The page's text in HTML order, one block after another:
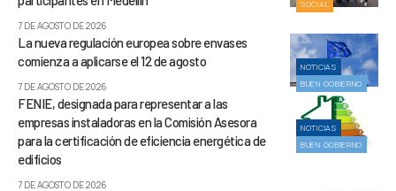
SOCIAL
7 DE AGOSTO DE 2026
NOTICIAS
BUEN GOBIERNO
La nueva regulación europea sobre envases
comienza a aplicarse el 12 de agosto
7 DE AGOSTO DE 2026
NOTICIAS
BUEN GOBIERNO
FENIE, designada para representar a las
empresas instaladoras en la Comisión Asesora
para la certificación de eficiencia energética de
edificios
7 DE AGOSTO DE 2026